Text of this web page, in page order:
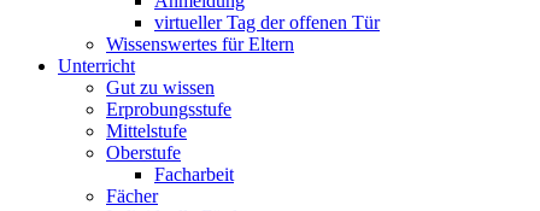
virtueller Tag der offenen Tür
Wissenswertes für Eltern
Unterricht
Gut zu wissen
Erprobungsstufe
Mittelstufe
Oberstufe
Facharbeit
Fächer